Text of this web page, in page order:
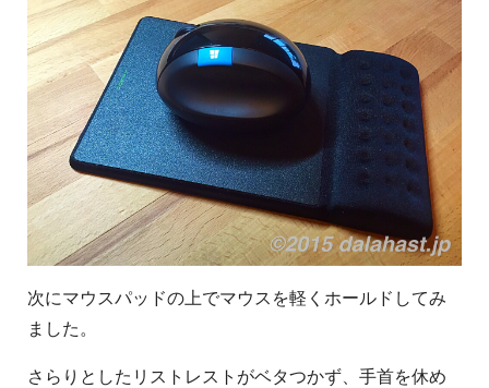
次にマウスパッドの上でマウスを軽くホールドしてみ
ました。
さらりとしたリストレストがベタつかず、手首を休め